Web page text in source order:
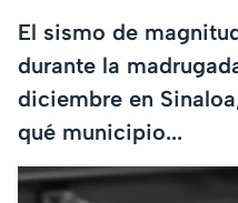
El sismo de
durante la
diciembre en
qué municipio...